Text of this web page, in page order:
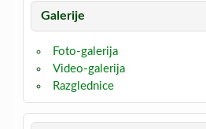
Galerije
Foto-galerija
Video-galerija
Razglednice